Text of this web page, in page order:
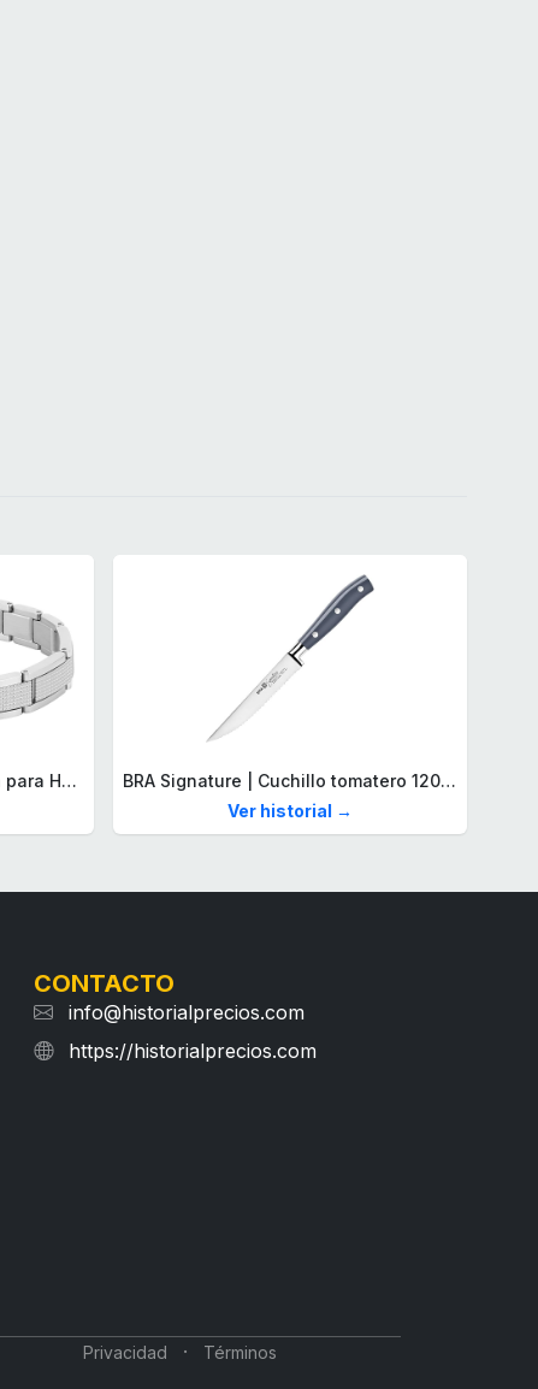
Lacoste Brazalete de eslabón para Hombre Colección STENCIL de Acero inoxidable
BRA Signature | Cuchillo tomatero 120 mm, Acero Inoxidable alemán forjado con Molibdeno Vanadio, Mango Remachado ABS, Diseño Ergonómico, Hoja 1,6 mm espesor
Ver historial →
CONTACTO
info@historialprecios.com
https://historialprecios.com
Privacidad · Términos